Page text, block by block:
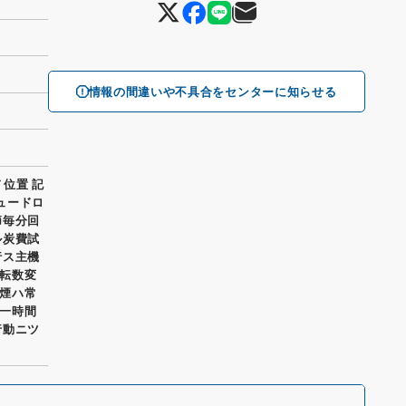
情報の間違いや不具合をセンターに知らせる
位置 記
ードロ
分回
費試
主機
数変
ハ常
時間
ニツ